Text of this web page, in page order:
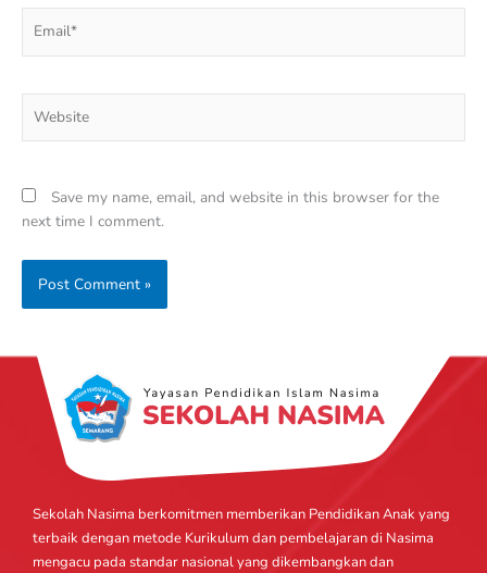
Save my name, email, and website in this browser for the
next time I comment.
Sekolah Nasima berkomitmen memberikan Pendidikan Anak yang
terbaik dengan metode Kurikulum dan pembelajaran di Nasima
mengacu pada standar nasional yang dikembangkan dan